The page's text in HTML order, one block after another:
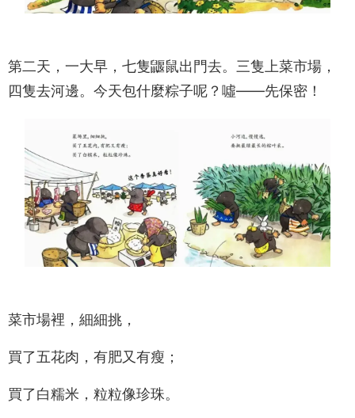
第二天，一大早，七隻鼴鼠出門去。三隻上菜市場，
四隻去河邊。今天包什麼粽子呢？噓——先保密！
菜市場裡，細細挑，
買了五花肉，有肥又有瘦；
買了白糯米，粒粒像珍珠。